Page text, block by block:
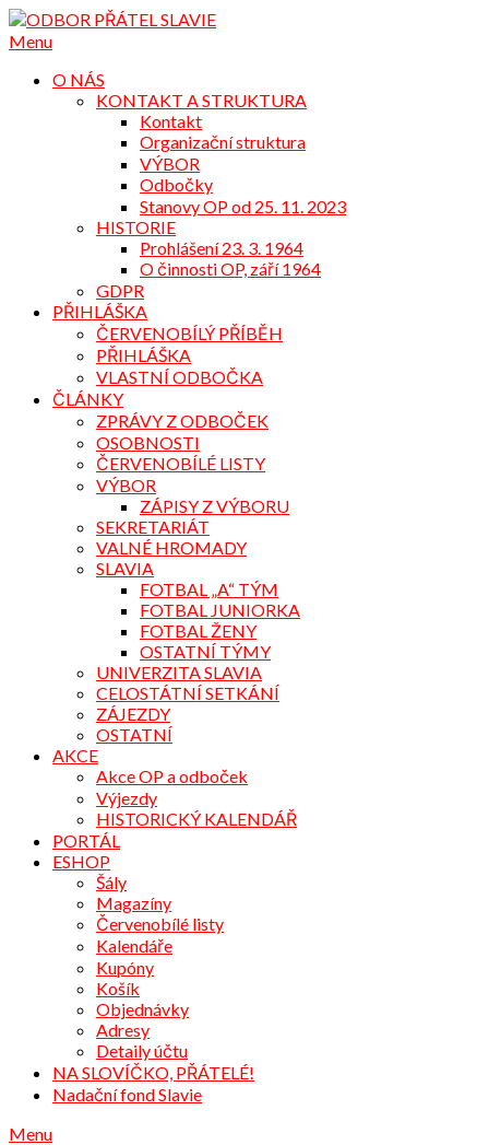
Přejdi
na
Menu
O NÁS
KONTAKT A STRUKTURA
Kontakt
Organizační struktura
VÝBOR
Odbočky
Stanovy OP od 25. 11. 2023
HISTORIE
Prohlášení 23. 3. 1964
O činnosti OP, září 1964
GDPR
PŘIHLÁŠKA
ČERVENOBÍLÝ PŘÍBĚH
PŘIHLÁŠKA
VLASTNÍ ODBOČKA
ČLÁNKY
ZPRÁVY Z ODBOČEK
OSOBNOSTI
ČERVENOBÍLÉ LISTY
VÝBOR
ZÁPISY Z VÝBORU
SEKRETARIÁT
VALNÉ HROMADY
SLAVIA
FOTBAL „A“ TÝM
FOTBAL JUNIORKA
FOTBAL ŽENY
OSTATNÍ TÝMY
UNIVERZITA SLAVIA
CELOSTÁTNÍ SETKÁNÍ
ZÁJEZDY
OSTATNÍ
AKCE
Akce OP a odboček
Výjezdy
HISTORICKÝ KALENDÁŘ
PORTÁL
ESHOP
Šály
Magazíny
Červenobílé listy
Kalendáře
Kupóny
Košík
Objednávky
Adresy
Detaily účtu
NA SLOVÍČKO, PŘÁTELÉ!
Nadační fond Slavie
Menu